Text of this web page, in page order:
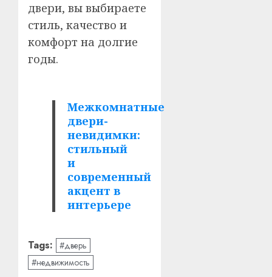
двери, вы выбираете
стиль, качество и
комфорт на долгие
годы.
Межкомнатные
двери-
невидимки:
стильный
и
современный
акцент в
интерьере
Tags: #дверь
#недвижимость